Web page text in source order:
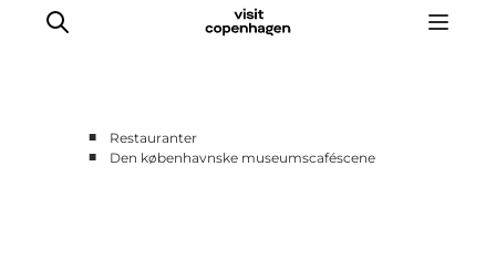
■
Restauranter
■
Den københavnske museumscaféscene